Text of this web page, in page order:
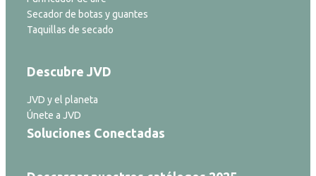
Secador de botas y guantes
Taquillas de secado
Descubre JVD
JVD y el planeta
Únete a JVD
Soluciones Conectadas